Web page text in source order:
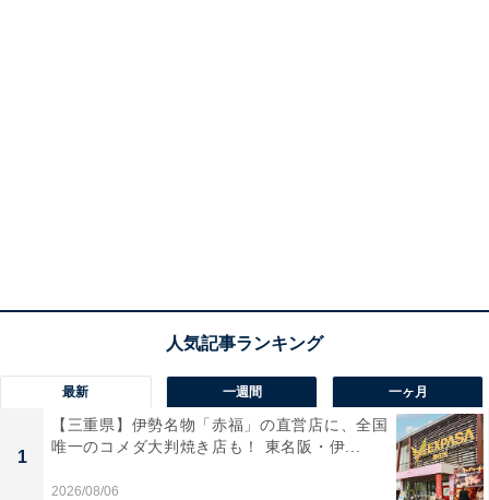
最新 一週間 一ヶ月
1
【三重県】伊勢名物「赤福」の直営店に、全国
唯一のコメダ大判焼き店も！ 東名阪・伊...
2026/08/06